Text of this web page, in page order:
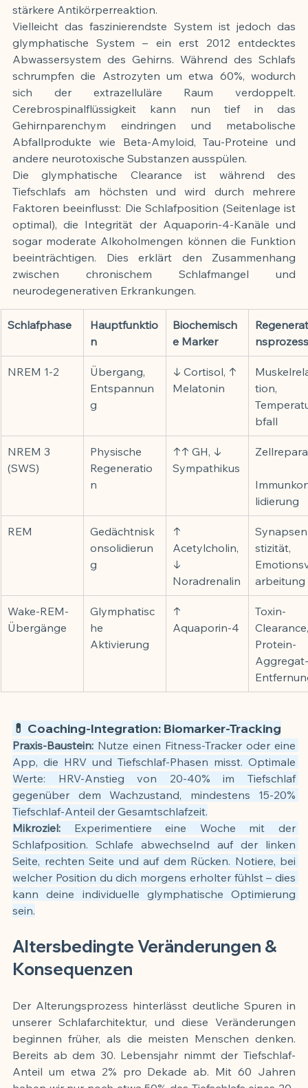
stärkere Antikörperreaktion.
Vielleicht das faszinierendste System ist jedoch das
glymphatische System – ein erst 2012 entdecktes
Abwassersystem des Gehirns. Während des Schlafs
schrumpfen die Astrozyten um etwa 60%, wodurch
sich der extrazelluläre Raum verdoppelt.
Cerebrospinalflüssigkeit kann nun tief in das
Gehirnparenchym eindringen und metabolische
Abfallprodukte wie Beta-Amyloid, Tau-Proteine und
andere neurotoxische Substanzen ausspülen.
Die glymphatische Clearance ist während des
Tiefschlafs am höchsten und wird durch mehrere
Faktoren beeinflusst: Die Schlafposition (Seitenlage ist
optimal), die Integrität der Aquaporin-4-Kanäle und
sogar moderate Alkoholmengen können die Funktion
beeinträchtigen. Dies erklärt den Zusammenhang
zwischen chronischem Schlafmangel und
neurodegenerativen Erkrankungen.
Schlafphase
Hauptfunktio
n
Biochemisch
e Marker
nsprozess
NREM 1-2
Übergang,
Entspannun
g
↓ Cortisol, ↑
Melatonin
tion,
bfall
NREM 3
(SWS)
Physische
Regeneratio
n
↑↑ GH, ↓
Sympathikus
lidierung
REM
Gedächtnisk
onsolidierun
g
↑
Acetylcholin,
↓
Noradrenalin
stizität,
arbeitung
Wake-REM-
Übergänge
Glymphatisc
he
Aktivierung
↑
Aquaporin-4
Toxin-
Protein-
Aggregat-
💊 Coaching-Integration: Biomarker-Tracking
Praxis-Baustein: Nutze einen Fitness-Tracker oder eine
App, die HRV und Tiefschlaf-Phasen misst. Optimale
Werte: HRV-Anstieg von 20-40% im Tiefschlaf
gegenüber dem Wachzustand, mindestens 15-20%
Tiefschlaf-Anteil der Gesamtschlafzeit.
Mikroziel: Experimentiere eine Woche mit der
Schlafposition. Schlafe abwechselnd auf der linken
Seite, rechten Seite und auf dem Rücken. Notiere, bei
welcher Position du dich morgens erholter fühlst – dies
kann deine individuelle glymphatische Optimierung
sein.
Altersbedingte Veränderungen &
Konsequenzen
Der Alterungsprozess hinterlässt deutliche Spuren in
unserer Schlafarchitektur, und diese Veränderungen
beginnen früher, als die meisten Menschen denken.
Bereits ab dem 30. Lebensjahr nimmt der Tiefschlaf-
Anteil um etwa 2% pro Dekade ab. Mit 60 Jahren